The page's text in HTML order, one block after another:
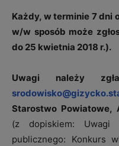
Każdy, w terminie 7 dni
w/w sposób może
do 25 kwietnia 2018 r.).
Uwagi należy
Starostwo Powiatowe,
(z dopiskiem: Uwagi
publicznego: Konkurs